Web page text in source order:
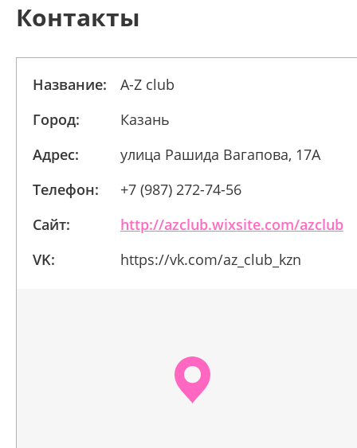
Контакты
Название:
A-Z club
Город:
Казань
Адрес:
улица Рашида Вагапова, 17А
Телефон:
+7 (987) 272-74-56
Сайт:
http://azclub.wixsite.com/azclub
VK:
https://vk.com/az_club_kzn